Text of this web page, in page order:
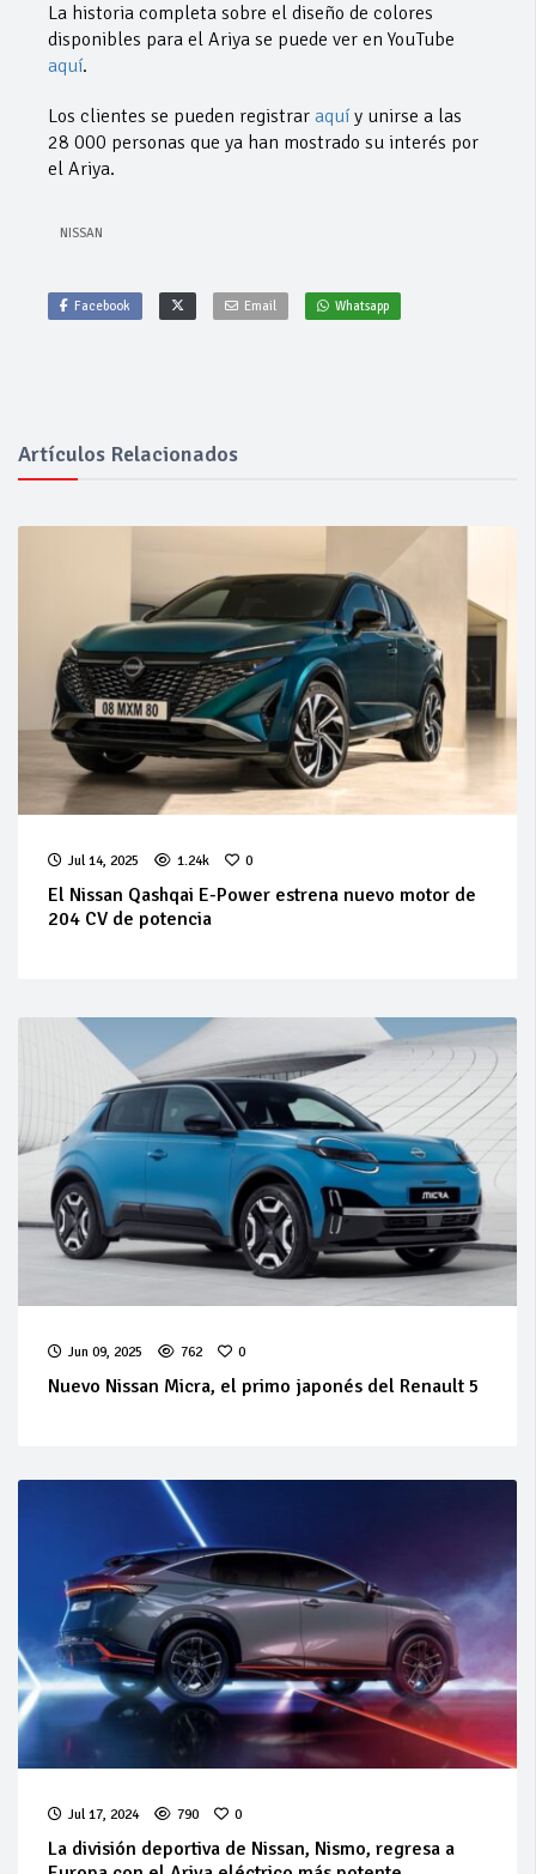
La historia completa sobre el diseño de colores
disponibles para el Ariya se puede ver en YouTube
aquí.
Los clientes se pueden registrar aquí y unirse a las
28 000 personas que ya han mostrado su interés por
el Ariya.
NISSAN
Facebook Email Whatsapp
Artículos Relacionados
Jul 14, 2025 1.24k 0
El Nissan Qashqai E-Power estrena nuevo motor de
204 CV de potencia
Jun 09, 2025 762 0
Nuevo Nissan Micra, el primo japonés del Renault 5
Jul 17, 2024 790 0
La división deportiva de Nissan, Nismo, regresa a